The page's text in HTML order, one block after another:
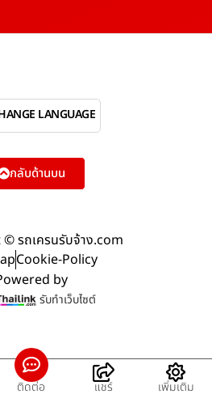
รถเครนรับจ้าง.com
Cookie-Policy
by
รับทำเว็บไซต์
LANGUAGE
กลับด้านบน
ติดต่อ แชร์ เพิ่มเติม